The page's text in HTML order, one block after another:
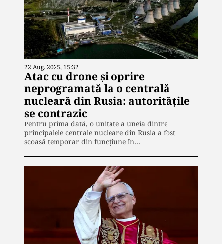
22 Aug. 2025, 15:32
Atac cu drone și oprire
neprogramată la o centrală
nucleară din Rusia: autoritățile
se contrazic
Pentru prima dată, o unitate a uneia dintre
principalele centrale nucleare din Rusia a fost
scoasă temporar din funcțiune în…